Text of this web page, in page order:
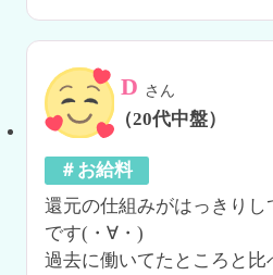
D さん
（20代中盤）
＃お給料
還元の仕組みがはっきり
です(・∀・)
過去に働いてたところと